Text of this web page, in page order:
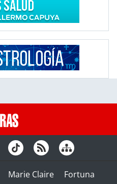
Marie Claire
Fortuna